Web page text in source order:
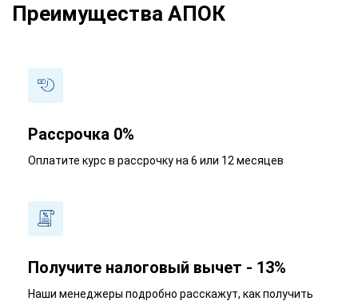
Преимущества АПОК
Рассрочка 0%
Оплатите курс в рассрочку на 6 или 12 месяцев
Получите налоговый вычет - 13%
Наши менеджеры подробно расскажут, как получить